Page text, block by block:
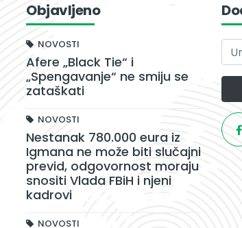
Objavljeno
NOVOSTI
Afere „Black Tie“ i
„Spengavanje“ ne smiju se
zataškati
NOVOSTI
Nestanak 780.000 eura iz
Igmana ne može biti slučajni
previd, odgovornost moraju
snositi Vlada FBiH i njeni
kadrovi
NOVOSTI